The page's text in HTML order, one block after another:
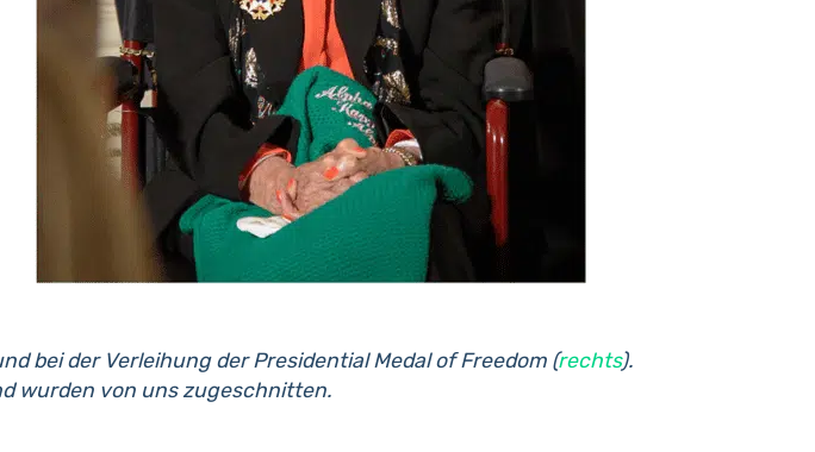
bei der Verleihung der Presidential Medal of Freedom (rechts).
wurden von uns zugeschnitten.